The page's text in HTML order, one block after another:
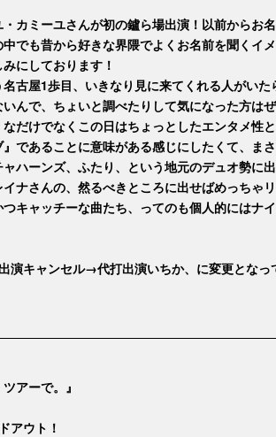
・カミーユさんが初の鑪ら場出演！以前からお
中でも昔から好きな界隈でよくお名前を聞くイ
にしております！
名古屋1歩目、いきなり見に来てくれる人がい
んで、ちょいと調べたりして気になった方は
なだけでなくこの日はちょっとしたエンタメ性
』であることに意味がある感じにしたくて、ま
ハーンズ、ふたり、という地元のデュオ勢に
イナさんの、然るべきところに出せばめっちゃ
つキャッチーな曲たち、ってのも個人的にはナ
演キャンセル→代打出演いちか、に変更となっ
ツアーで。』
アウト！